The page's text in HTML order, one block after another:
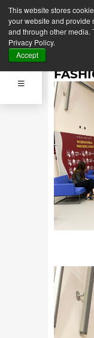
This website stores
your website and provide
and through other media.
Privacy Policy.
Accept
Indietro
News
UN